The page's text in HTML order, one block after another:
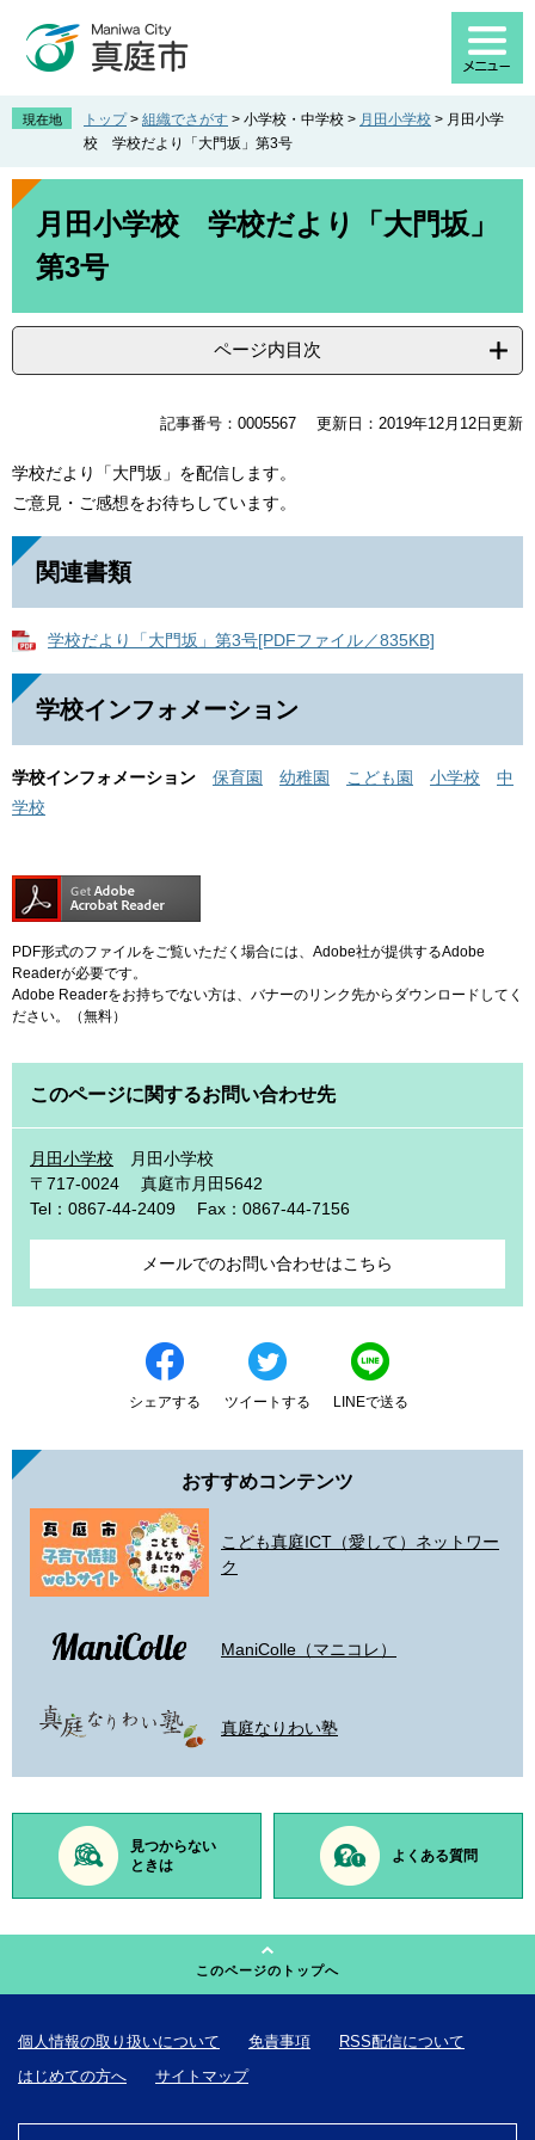
先
。
を
て
現在地 トップ > 組織でさがす > 小学校・中学校 > 月田小学校 > 月田小学
校 学校だより「大門坂」第3号
本
月田小学校 学校だより「大門坂」
第3号
ページ内目次
記事番号：0005567 更新日：2019年12月12日更新
学校だより「大門坂」を配信します。
ご意見・ご感想をお待ちしています。
関連書類
学校だより「大門坂」第3号[PDFファイル／835KB]
学校インフォメーション
学校インフォメーション 保育園 幼稚園 こども園 小学校
中
学校
PDF形式のファイルをご覧いただく場合には、Adobe社が提供するAdobe
Readerが必要です。
Adobe Readerをお持ちでない方は、バナーのリンク先からダウンロードしてく
ださい。（無料）
このページに関するお問い合わせ先
月田小学校
月田小学校
〒717-0024
真庭市月田5642
Tel：0867-44-2409
Fax：0867-44-7156
メールでのお問い合わせはこちら
シェアする ツイートする LINEで送る
おすすめコンテンツ
こども真庭ICT（愛して）ネットワー
ク
ManiColle（マニコレ）
真庭なりわい塾
見つからない
ときは
よくある質問
このページのトップへ
個人情報の取り扱いについて 免責事項
RSS配信について
はじめての方へ
サイトマップ